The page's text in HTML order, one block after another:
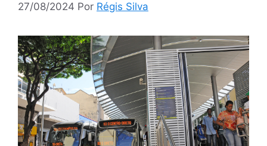
27/08/2024 Por Régis Silva